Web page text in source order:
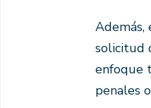
Además,
solicitud
enfoque
penales